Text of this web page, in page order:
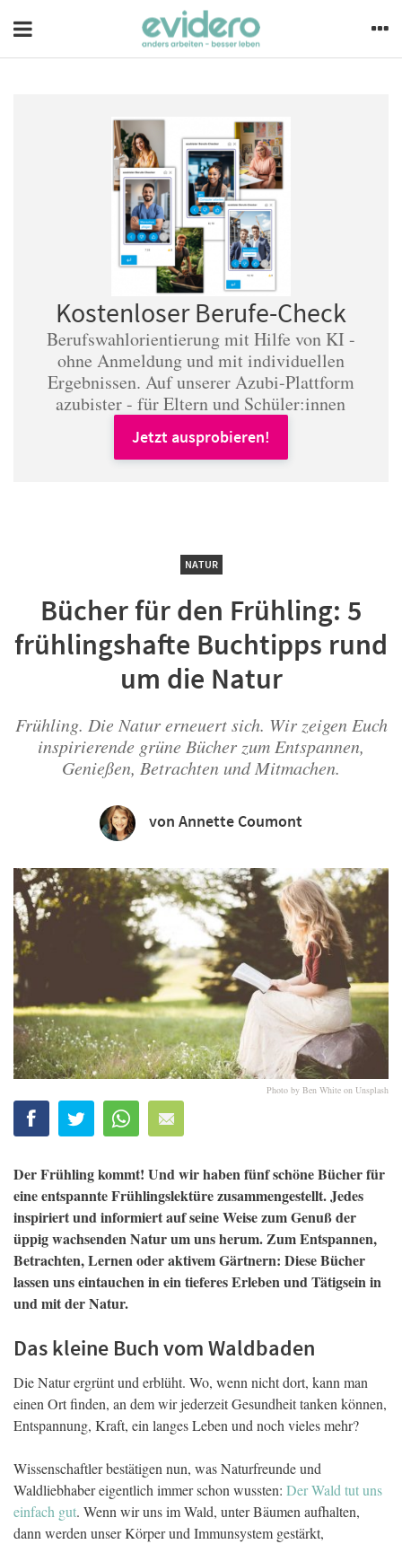
Kostenloser Berufe-Check
Berufswahlorientierung mit Hilfe von KI -
ohne Anmeldung und mit individuellen
Ergebnissen. Auf unserer Azubi-Plattform
azubister - für Eltern und Schüler:innen
Jetzt ausprobieren!
NATUR
Bücher für den Frühling: 5
frühlingshafte Buchtipps rund
um die Natur
Frühling. Die Natur erneuert sich. Wir zeigen Euch
inspirierende grüne Bücher zum Entspannen,
Genießen, Betrachten und Mitmachen.
von Annette Coumont
Photo by Ben White on Unsplash
Der Frühling kommt! Und wir haben fünf schöne Bücher für
eine entspannte Frühlingslektüre zusammengestellt. Jedes
inspiriert und informiert auf seine Weise zum Genuß der
üppig wachsenden Natur um uns herum. Zum Entspannen,
Betrachten, Lernen oder aktivem Gärtnern: Diese Bücher
lassen uns eintauchen in ein tieferes Erleben und Tätigsein in
und mit der Natur.
Das kleine Buch vom Waldbaden
Die Natur ergrünt und erblüht. Wo, wenn nicht dort, kann man
einen Ort finden, an dem wir jederzeit Gesundheit tanken können,
Entspannung, Kraft, ein langes Leben und noch vieles mehr?
Wissenschaftler bestätigen nun, was Naturfreunde und
Waldliebhaber eigentlich immer schon wussten: Der Wald tut uns
einfach gut. Wenn wir uns im Wald, unter Bäumen aufhalten,
dann werden unser Körper und Immunsystem gestärkt,